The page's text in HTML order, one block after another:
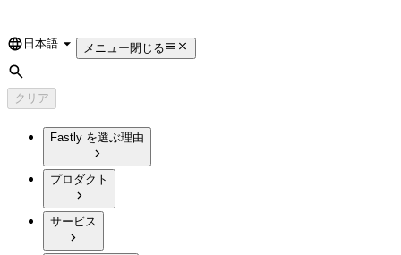
Language
日本語 メニュー閉じる
検索
クリア
Fastly を選ぶ理由
プロダクト
サービス